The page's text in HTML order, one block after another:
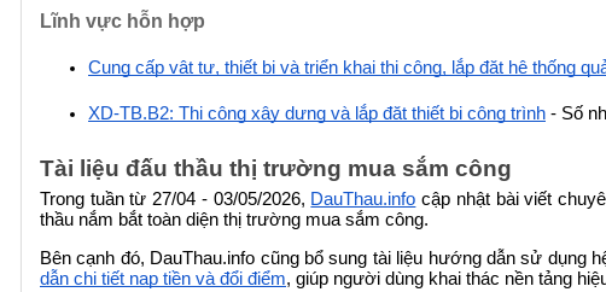
Lĩnh vực hỗn hợp
Cung cấp vật tư, thiết bị và triển khai thi công, lắp đặt hệ thống
XD-TB.B2: Thi công xây dựng và lắp đặt thiết bị công trình - Số
Tài liệu đấu thầu thị trường mua sắm công
Trong tuần từ 27/04 - 03/05/2026, DauThau.info cập nhật bài viết
thầu nắm bắt toàn diện thị trường mua sắm công.
Bên cạnh đó, DauThau.info cũng bổ sung tài liệu hướng dẫn sử dụng
dẫn chi tiết nạp tiền và đổi điểm, giúp người dùng khai thác nền tảng